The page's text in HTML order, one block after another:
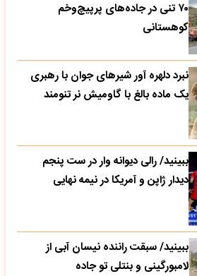
۷۰ تنی در جاده‌های پرپیچ‌وخم
کوهستانی
نبرد دلهره آور شیرهای جوان با رهبری
یک ماده بالغ با گاومیش نر تنومند
ببینید/ رالی دیوانه وار در ست پنجم
دیدار ژاپن و آمریکا در نیمه نهایی
ببینید/ سبقت راننده نیسان آبی از
لامبورگینی و بنتلی تو جاده